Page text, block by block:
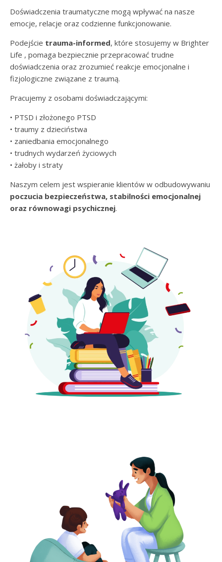
Doświadczenia traumatyczne mogą wpływać na nasze
emocje, relacje oraz codzienne funkcjonowanie.
Podejście trauma-informed, które stosujemy w Brighter
Life , pomaga bezpiecznie przepracować trudne
doświadczenia oraz zrozumieć reakcje emocjonalne i
fizjologiczne związane z traumą.
Pracujemy z osobami doświadczającymi:
• PTSD i złożonego PTSD
• traumy z dzieciństwa
• zaniedbania emocjonalnego
• trudnych wydarzeń życiowych
• żałoby i straty
Naszym celem jest wspieranie klientów w odbudowywaniu
poczucia bezpieczeństwa, stabilności emocjonalnej
oraz równowagi psychicznej.